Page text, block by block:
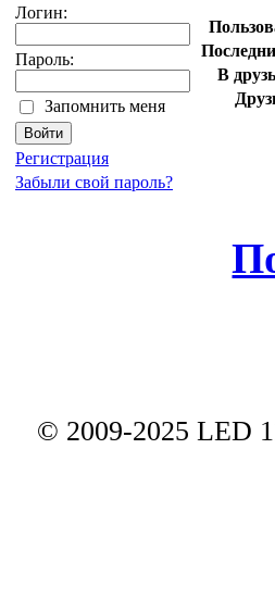
Логин:
Пароль:
Запомнить меня
Регистрация
Забыли свой пароль?
В
© 2009-2025 LED